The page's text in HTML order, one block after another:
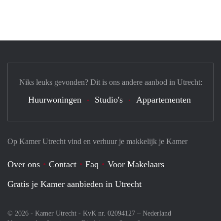
Op Kamer Utrecht vind en verhuur je makkelijk je Kamer
Over ons Contact Faq
Voor Makelaars
Gratis je Kamer aanbieden in Utrecht
© 2026 - Kamer Utrecht - KvK nr. 02094127 – Nederland
Niks leuks gevonden? Dit is ons andere aanbod in Utrecht:
Huurwoningen Studio's Appartementen